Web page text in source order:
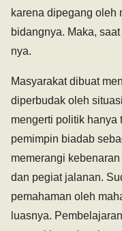
karena dipegang oleh
bidangnya. Maka,
nya.
Masyarakat dibuat
diperbudak oleh
mengerti politik hanya
pemimpin biadab
memerangi
dan pegiat jalanan.
pemahaman oleh
luasnya.